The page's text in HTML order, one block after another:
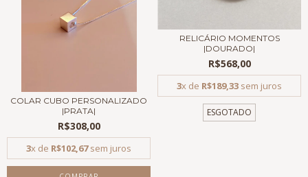
COLAR CUBO PERSONALIZADO
|PRATA|
R$308,00
3x de R$102,67sem juros
RELICÁRIO MOMENTOS
|DOURADO|
R$568,00
3x de R$189,33 sem juros
ESGOTADO